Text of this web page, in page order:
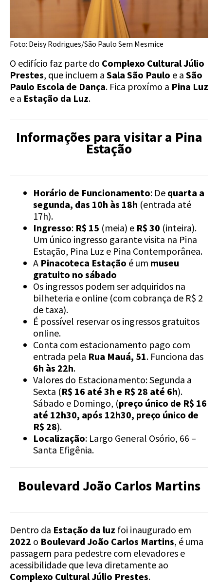
Foto: Deisy Rodrigues/São Paulo Sem Mesmice
O edifício faz parte do Complexo Cultural Júlio
Prestes, que incluem a Sala São Paulo e a São
Paulo Escola de Dança. Fica proxímo a Pina Luz
e a Estação da Luz.
Informações para visitar a Pina
Estação
Horário de Funcionamento: De quarta a
segunda, das 10h às 18h (entrada até
17h).
Ingresso: R$ 15 (meia) e R$ 30 (inteira).
Um único ingresso garante visita na Pina
Estação, Pina Luz e Pina Contemporânea.
A Pinacoteca Estação é um museu
gratuito no sábado
Os ingressos podem ser adquiridos na
bilheteria e online (com cobrança de R$ 2
de taxa).
É possível reservar os ingressos gratuitos
online.
Conta com estacionamento pago com
entrada pela Rua Mauá, 51. Funciona das
6h às 22h.
Valores do Estacionamento:Segunda a
Sexta (R$ 16 até 3h e R$ 28 até 6h).
Sábado e Domingo, (preço único de R$ 16
até 12h30, após 12h30, preço único de
R$ 28).
Localização: Largo General Osório, 66 –
Santa Efigênia.
Boulevard João Carlos Martins
Dentro da Estação da luz foi inaugurado em
2022 o Boulevard João Carlos Martins, é uma
passagem para pedestre com elevadores e
acessibilidade que leva diretamente ao
Complexo Cultural Júlio Prestes.